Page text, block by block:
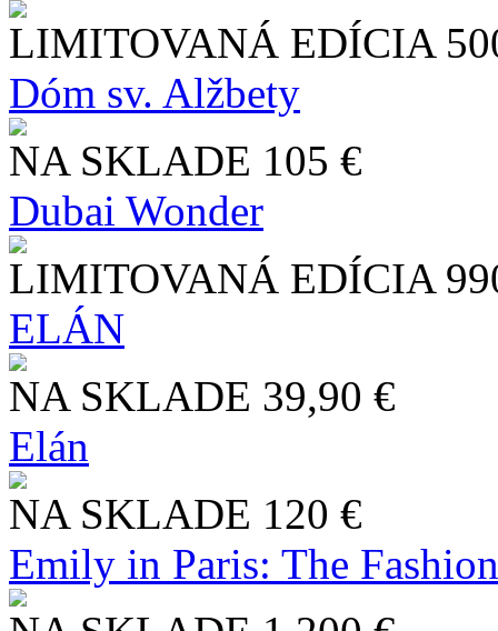
LIMITOVANÁ EDÍCIA
Dóm sv. Alžbety
NA SKLADE 105 €
Dubai Wonder
LIMITOVANÁ EDÍCIA
ELÁN
NA SKLADE 39,90 €
Elán
NA SKLADE 120 €
Emily in Paris: The